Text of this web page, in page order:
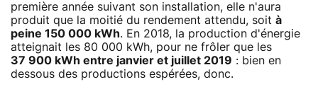
première année suivant son installation, elle n'aura
produit que la moitié du rendement attendu, soit à
peine 150 000 kWh. En 2018, la production d'énergie
atteignait les 80 000 kWh, pour ne frôler que les
37 900 kWh entre janvier et juillet 2019 : bien en
dessous des productions espérées, donc.